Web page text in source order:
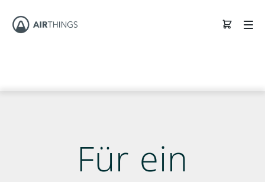
Für ein